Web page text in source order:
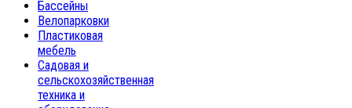
Бассейны
Велопарковки
Пластиковая
мебель
Садовая и
сельскохозяйственная
техника и